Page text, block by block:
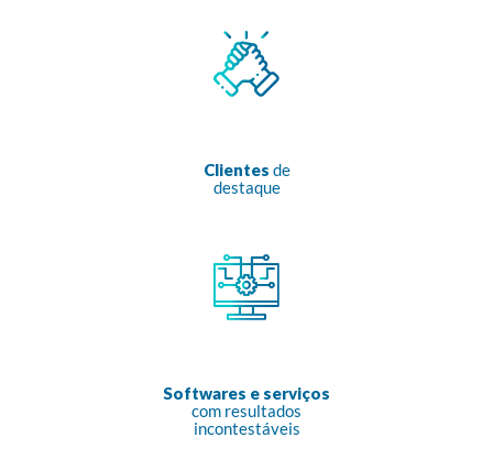
Clientes de
destaque
Softwares e serviços
com resultados
incontestáveis